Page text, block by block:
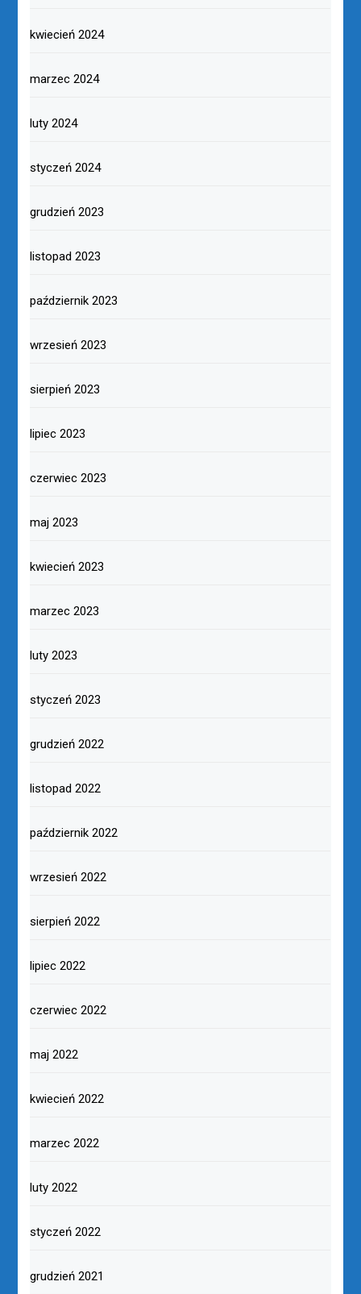
kwiecień 2024
marzec 2024
luty 2024
styczeń 2024
grudzień 2023
listopad 2023
październik 2023
wrzesień 2023
sierpień 2023
lipiec 2023
czerwiec 2023
maj 2023
kwiecień 2023
marzec 2023
luty 2023
styczeń 2023
grudzień 2022
listopad 2022
październik 2022
wrzesień 2022
sierpień 2022
lipiec 2022
czerwiec 2022
maj 2022
kwiecień 2022
marzec 2022
luty 2022
styczeń 2022
grudzień 2021